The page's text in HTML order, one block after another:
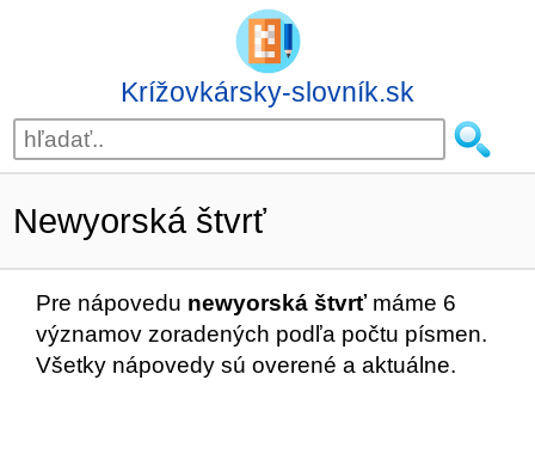
Krížovkársky-slovník.sk
Newyorská štvrť
Pre nápovedu newyorská štvrťmáme 6
významov zoradených podľa počtu písmen.
Všetky nápovedy sú overené a aktuálne.